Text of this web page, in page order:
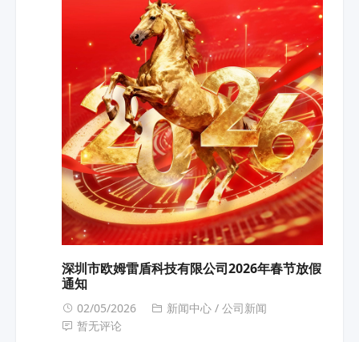
深圳市欧姆雷盾科技有限公司2026年春节放假
通知
02/05/2026 新闻中心 /公司新闻
暂无评论